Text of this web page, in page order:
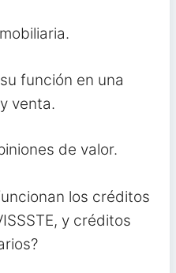
función en una
venta.
de valor.
los créditos
y créditos